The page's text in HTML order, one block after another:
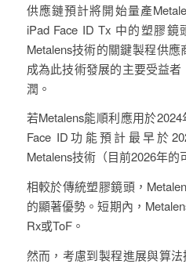
供應鏈預計將開始量產
iPad Face ID Tx 中的塑膠
Metalens技術的關鍵製程供
成為此技術發展的主要受益
潤。
若Metalens能順利應用於
Face ID功能預計最早於
Metalens技術（目前2026年的
相較於傳統塑膠鏡頭，
的顯著優勢。短期內，
Rx或ToF。
然而，考慮到製程進展與算